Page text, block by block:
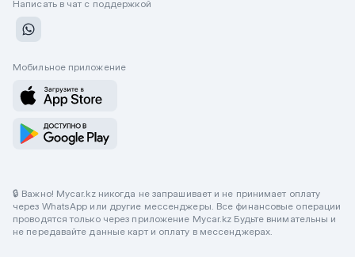
Написать в чат с поддержкой
Мобильное приложение
🔒 Важно! Mycar.kz никогда не запрашивает и не принимает оплату
через WhatsApp или другие мессенджеры. Все финансовые операции
проводятся только через приложение Mycar.kz Будьте внимательны и
не передавайте данные карт и оплату в мессенджерах.